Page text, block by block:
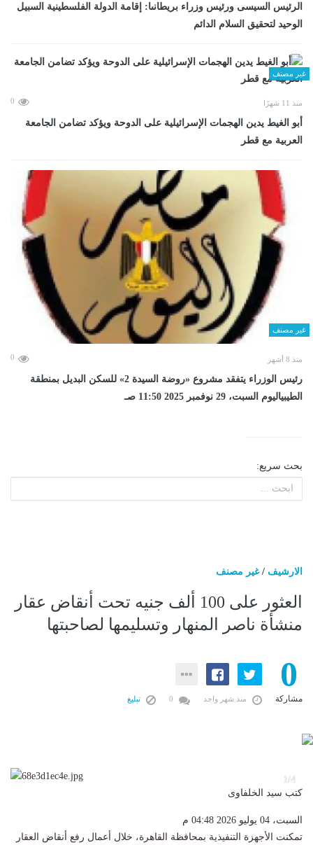
الرئيس السيسى ورئيس وزراء بريطانىا: إقامة الدولة الفلسطينية السبيل
الوحيد لتحقيق السلام الدائم
غير مصنف
منذ 11 شهرًا 0
أبو الغيط يدين الهجمات الإسرائيلية على الدوحة ويؤكد تضامن الجامعة
العربية مع قطر
غير مصنف
منذ 8 أشهر 0
رئيس الوزراء يتفقد مشروع «روضة السيدة 2» للسكن البديل بمنطقة
الطيبياليوم السبت، 29 نوفمبر 2025 11:50 صـ
بحث سريع:
الارشيف /غير مصنف
العثور على 100 ألف جنيه تحت أنقاض عقار
منشأة ناصر المنهار وتسليمها لصاحبتها
0
مشاركة منذ شهر واحد تبليغ
1/4
كتب سيد الخلفاوى
السبت، 04 يوليو 2026 04:48 م
تمكنت الأجهزة التنفيذية بمحافظة القاهرة، خلال أعمال رفع أنقاض العقار